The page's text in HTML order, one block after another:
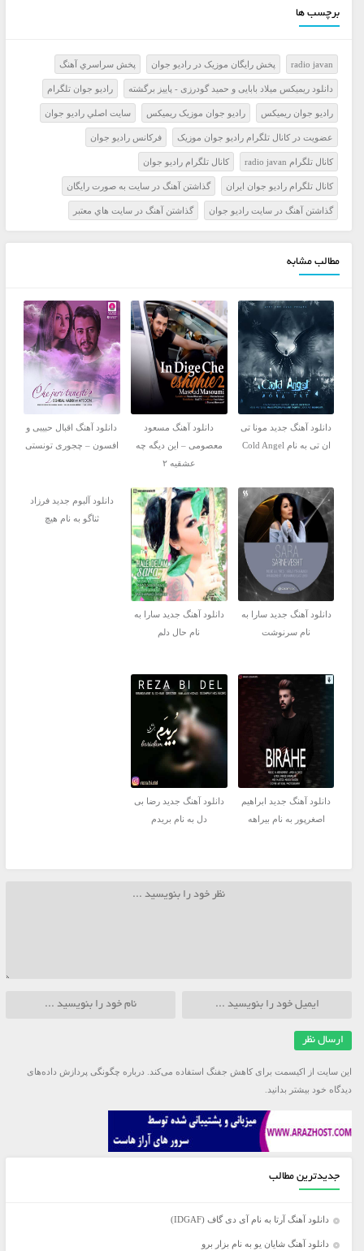
برچسب ها
radio javan پخش رايگان موزيک در راديو جوان پخش سراسري آهنگ
دانلود ریمیکس میلاد بابایی و حمید گودرزی - پاییز برگشته راديو جوان تلگرام
راديو جوان ريميکس راديو جوان موزيک ريميکس سايت اصلي راديو جوان
عضويت در کانال تلگرام راديو جوان موزيک فرکانس راديو جوان
کانال تلگرام radio javan کانال تلگرام راديو جوان
کانال تلگرام راديو جوان ايران گذاشتن آهنگ در سايت به صورت رايگان
گذاشتن آهنگ در سايت راديو جوان گذاشتن آهنگ در سايت هاي معتبر
مطالب مشابه
دانلود آهنگ جدید مونا تی
ان تی به نام Cold Angel
دانلود آهنگ مسعود
معصومی – این دیگه چه
عشقیه ۲
دانلود آهنگ اقبال حبیبی و
افسون – چجوری تونستی
دانلود آهنگ جدید سارا به
نام سرنوشت
دانلود آهنگ جدید سارا به
نام حال دلم
دانلود آلبوم جدید فرزاد
ثناگو به نام هیچ
دانلود آهنگ جدید ابراهیم
اصغرپور به نام بیراهه
دانلود آهنگ جدید رضا بی
دل به نام بریدم
این سایت از اکیسمت برای کاهش جفنگ استفاده می‌کند. درباره چگونگی پردازش داده‌های
دیدگاه خود بیشتر بدانید.
جدیدترین مطالب
دانلود آهنگ آرتا به نام آی دی گاف (IDGAF)
دانلود آهنگ شایان یو به نام بزار برو